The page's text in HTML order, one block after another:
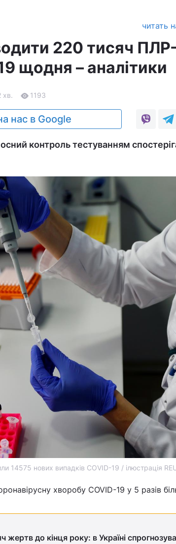
читать
220 тисяч ПЛР-
щодня – аналітики
хв. 1193
нас в Google
контроль тестуванням
14575 нових випадків COVID-19 / ілюстрація
хворобу COVID-19 у 5 разів
жертв до кінця року: в Україні